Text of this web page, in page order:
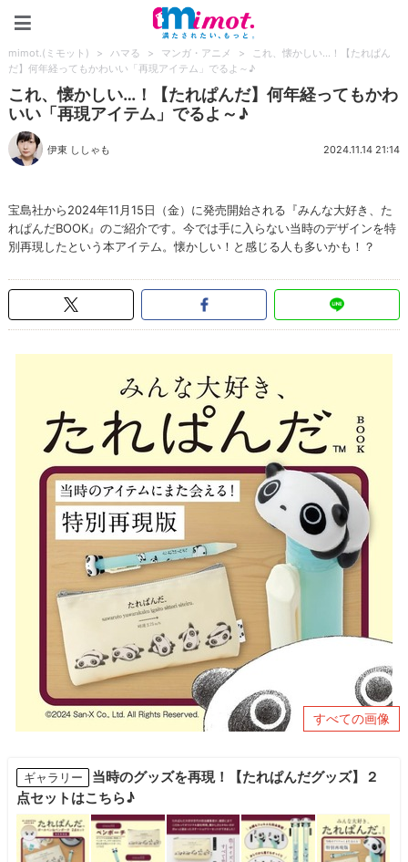
mimot.(ミモット) > ハマる > マンガ・アニメ >
これ、懐かしい…！【たれぱん
だ】何年経ってもかわいい「再現アイテム」でるよ～♪
これ、懐かしい…！【たれぱんだ】何年経ってもかわ
いい「再現アイテム」でるよ～♪
伊東 ししゃも 2024.11.14 21:14
宝島社から2024年11月15日（金）に発売開始される『みんな大好き、た
れぱんだBOOK』のご紹介です。今では手に入らない当時のデザインを特
別再現したという本アイテム。懐かしい！と感じる人も多いかも！？
すべての画像
ギャラリー
当時のグッズを再現！【たれぱんだグッズ】２
点セットはこちら♪